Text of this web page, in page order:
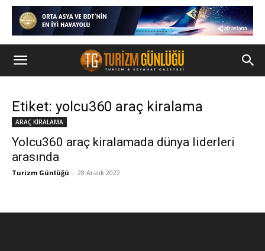
Etiket: yolcu360 araç kiralama
ARAÇ KİRALAMA
Yolcu360 araç kiralamada dünya liderleri
arasında
Turizm Günlüğü - 28 Aralık 2022